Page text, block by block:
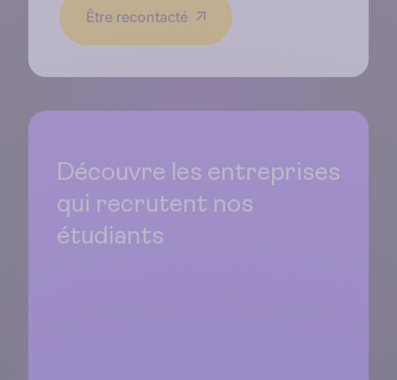
Être recontacté
Découvre les entreprises
qui recrutent nos
étudiants